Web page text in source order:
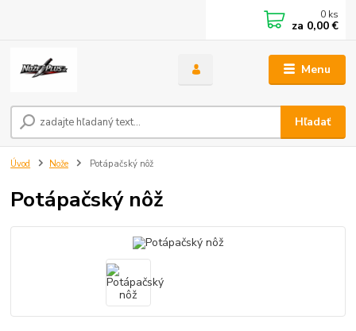
Menu
Hľadať
0 ks
za 0,00 €
Úvod Nože Potápačský nôž
Potápačský nôž